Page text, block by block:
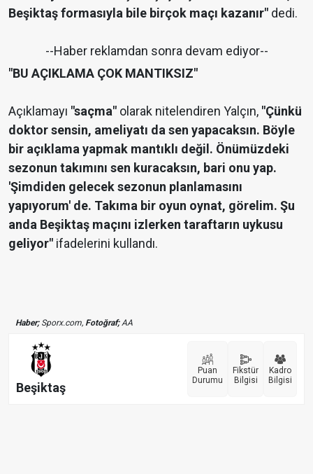
Beşiktaş formasıyla bile birçok maçı kazanır" dedi.
--Haber reklamdan sonra devam ediyor--
"BU AÇIKLAMA ÇOK MANTIKSIZ"
Açıklamayı "saçma" olarak nitelendiren Yalçın, "Çünkü
doktor sensin, ameliyatı da sen yapacaksın. Böyle
bir açıklama yapmak mantıklı değil. Önümüzdeki
sezonun takımını sen kuracaksın, bari onu yap.
'Şimdiden gelecek sezonun planlamasını
yapıyorum' de. Takıma bir oyun oynat, görelim. Şu
anda Beşiktaş maçını izlerken taraftarın uykusu
geliyor" ifadelerini kullandı.
Haber;Sporx.com, Fotoğraf;AA
Beşiktaş
Puan
Durumu
Fikstür
Bilgisi
Kadro
Bilgisi